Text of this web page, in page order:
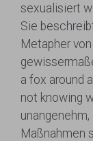
sexualisiert
Sie
Metapher
a fox around
not knowing
Maßnahmen